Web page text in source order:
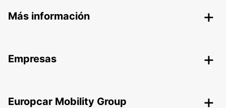
Más información
Empresas
Europcar Mobility Group